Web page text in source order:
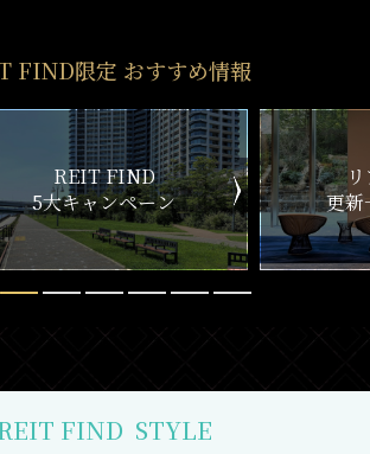
FIND限定 おすすめ情報
リアルタイム
更新一覧チェック
新
FIND STYLE